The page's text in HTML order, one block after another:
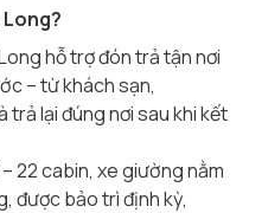
hỗ trợ đón trả tận nơi
– từ khách sạn,
trả lại đúng nơi sau khi kết
– 22 cabin, xe giường nằm
được bảo trì định kỳ,